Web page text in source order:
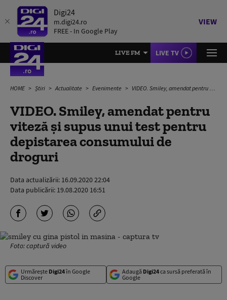
Digi24
m.digi24.ro
FREE - In Google Play
VIEW
LIVE FM LIVE TV
HOME Știri Actualitate Evenimente VIDEO. Smiley, amendat pentru viteză și supus unui test pentru depistarea consumului de droguri
VIDEO. Smiley, amendat pentru
viteză și supus unui test pentru
depistarea consumului de
droguri
Data actualizării: 16.09.2020 22:04
Data publicării: 19.08.2020 16:51
Foto: captură video
Urmărește Digi24în Google
Discover
Adaugă Digi24ca sursă preferată în
Google